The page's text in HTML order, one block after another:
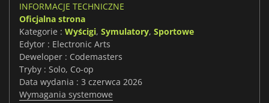
INFORMACJE TECHNICZNE
Oficjalna strona
Kategorie : Wyścigi, Symulatory, Sportowe
Edytor : Electronic Arts
Deweloper : Codemasters
Tryby : Solo, Co-op
Data wydania : 3 czerwca 2026
Wymagania systemowe